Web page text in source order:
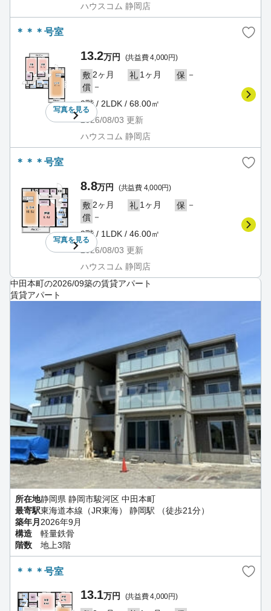
ハウスコム 静岡店
＊＊＊号室
写真を見る
13.2万円 (共益費 4,000円)
敷 2ヶ月 礼 1ヶ月 保 －
償 －
2階 / 2LDK / 68.00㎡
2026/08/03 更新
ハウスコム 静岡店
＊＊＊号室
写真を見る
8.8万円 (共益費 4,000円)
敷 2ヶ月 礼 1ヶ月 保 －
償 －
3階 / 1LDK / 46.00㎡
2026/08/03 更新
ハウスコム 静岡店
中田本町の2026/09築の賃貸アパート
賃貸アパート
所在地静岡県 静岡市駿河区 中田本町
最寄駅東海道本線（JR東海） 静岡駅 （徒歩21分）
築年月 2026年9月
構造
軽量鉄骨
階数
地上3階
＊＊＊号室
13.1万円 (共益費 4,000円)